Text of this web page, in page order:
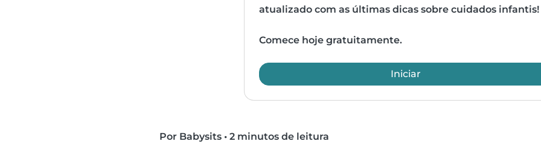
atualizado com as últimas dicas sobre cuidados infantis!
Comece hoje gratuitamente.
Iniciar
Por Babysits • 2 minutos de leitura